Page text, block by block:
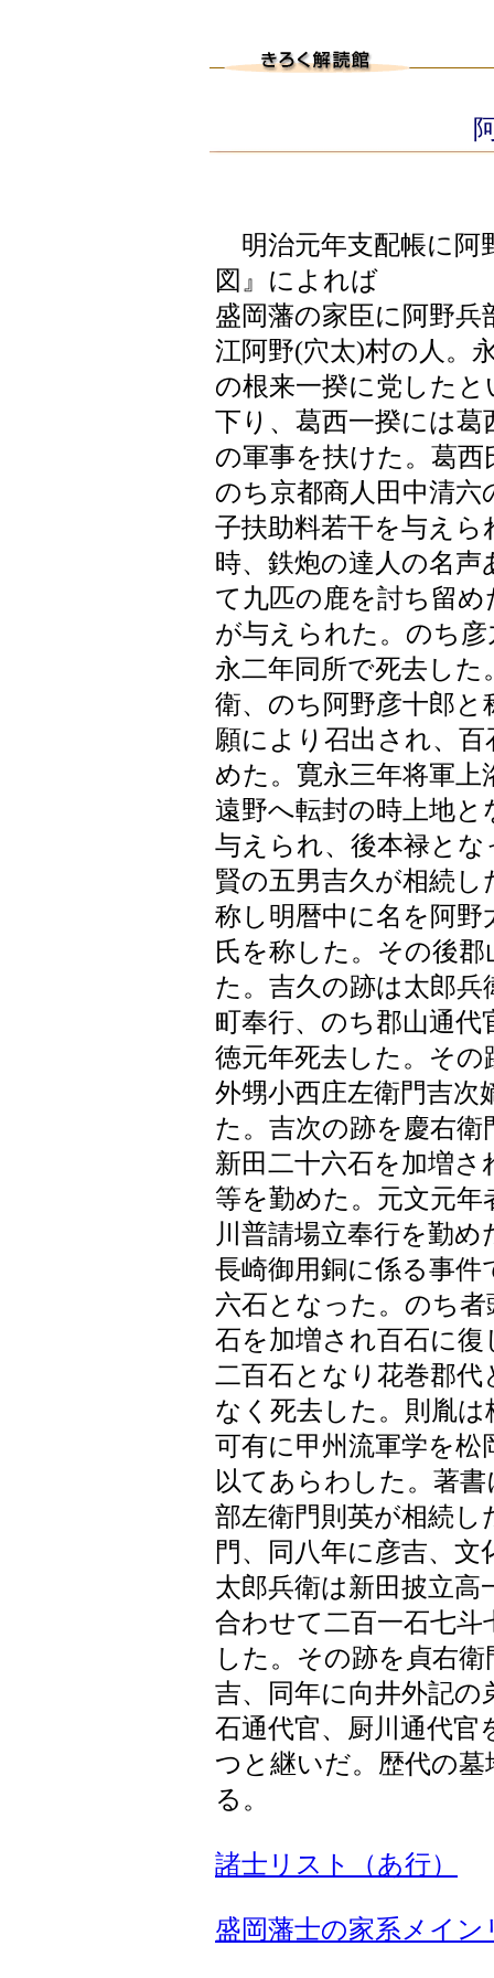
明治元年支配帳に阿
図』によれば
盛岡藩の家臣に阿野
江阿野(穴太)村の人。
の根来一揆に党した
下り、葛西一揆には
の軍事を扶けた。葛
のち京都商人田中清
子扶助料若干を与え
時、鉄炮の達人の名
て九匹の鹿を討ち留
が与えられた。のち
永二年同所で死去した
衛、のち阿野彦十郎
願により召出され、
めた。寛永三年将軍上
遠野へ転封の時上地
与えられ、後本禄と
賢の五男吉久が相続
称し明暦中に名を阿野
氏を称した。その後
た。吉久の跡は太郎
町奉行、のち郡山通代
徳元年死去した。そ
外甥小西庄左衛門吉次
た。吉次の跡を慶右衛
新田二十六石を加増
等を勤めた。元文元年
川普請場立奉行を勤
長崎御用銅に係る事
六石となった。のち
石を加増され百石に
二百石となり花巻郡
なく死去した。則胤
可有に甲州流軍学を松
以てあらわした。著
部左衛門則英が相続
門、同八年に彦吉、
太郎兵衛は新田披立高
合わせて二百一石七斗
した。その跡を貞右
吉、同年に向井外記の
石通代官、厨川通代
つと継いだ。歴代の
る。
諸士リスト（あ行）
盛岡藩士の家系メイン